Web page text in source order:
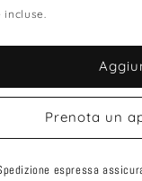
incluse.
Prenota un
espressa